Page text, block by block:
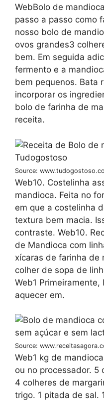
WebBolo de
passo a passo como
nosso bolo de
ovos grandes3
bem. Em seguida
fermento e a
bem pequenos. Bata
incorporar os
bolo de farinha de
receita.
Source:
Web10. Costelinha
mandioca. Feita no
em que a costelinha
textura bem macia.
contraste. Web10.
de Mandioca com
xícaras de farinha de
colher de sopa de
Web1
aquecer em.
Source:
Web1 kg de
ou no processador. 5
4 colheres de
trigo. 1 pitada de sal.